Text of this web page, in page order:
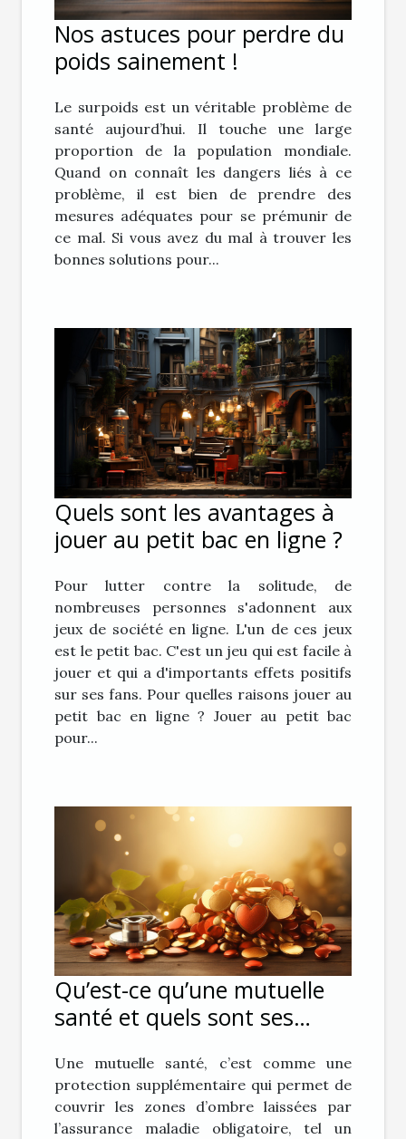
Nos astuces pour perdre du
poids sainement !
Le surpoids est un véritable problème de
santé aujourd’hui. Il touche une large
proportion de la population mondiale.
Quand on connaît les dangers liés à ce
problème, il est bien de prendre des
mesures adéquates pour se prémunir de
ce mal. Si vous avez du mal à trouver les
bonnes solutions pour...
Quels sont les avantages à
jouer au petit bac en ligne ?
Pour lutter contre la solitude, de
nombreuses personnes s'adonnent aux
jeux de société en ligne. L'un de ces jeux
est le petit bac. C'est un jeu qui est facile à
jouer et qui a d'importants effets positifs
sur ses fans. Pour quelles raisons jouer au
petit bac en ligne ? Jouer au petit bac
pour...
Qu’est-ce qu’une mutuelle
santé et quels sont ses
Une mutuelle santé, c’est comme une
protection supplémentaire qui permet de
couvrir les zones d’ombre laissées par
l’assurance maladie obligatoire, tel un